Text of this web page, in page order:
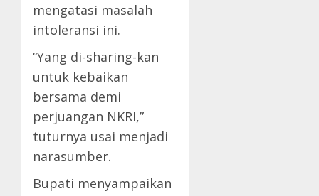
mengatasi masalah
intoleransi ini.
“Yang di-sharing-kan
untuk kebaikan
bersama demi
perjuangan NKRI,”
tuturnya usai menjadi
narasumber.
Bupati menyampaikan